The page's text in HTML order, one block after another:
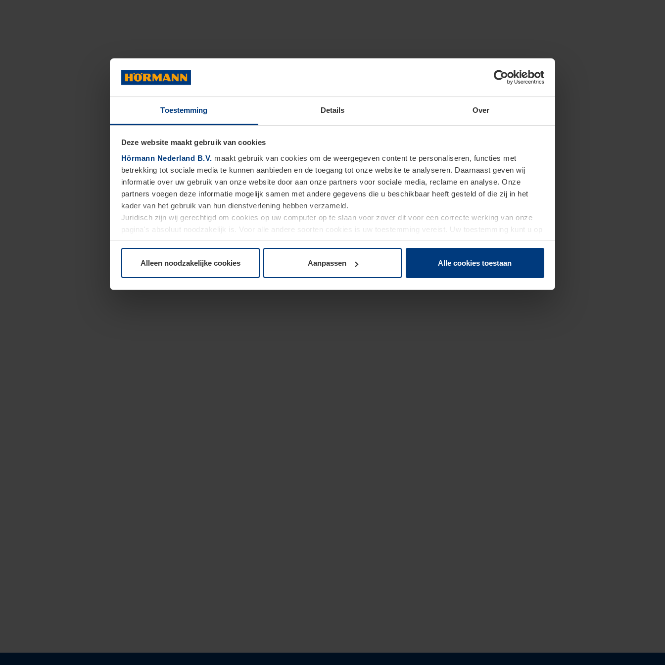
Toestemming Details Over
Deze website maakt gebruik van cookies
Hörmann Nederland B.V. maakt gebruik van cookies om de weergegeven content te personaliseren, functies met
betrekking tot sociale media te kunnen aanbieden en de toegang tot onze website te analyseren. Daarnaast geven wij
informatie over uw gebruik van onze website door aan onze partners voor sociale media, reclame en analyse. Onze
partners voegen deze informatie mogelijk samen met andere gegevens die u beschikbaar heeft gesteld of die zij in het
kader van het gebruik van hun dienstverlening hebben verzameld.
Juridisch zijn wij gerechtigd om cookies op uw computer op te slaan voor zover dit voor een correcte werking van onze
pagina's absoluut noodzakelijk is. Voor alle andere soorten cookies is uw toestemming vereist. Uw toestemming kunt u op
elk moment bij de uitleg van de cookies op paginaprivacyverklaringop onze website wijzigen of herroepen.
Alleen noodzakelijke cookies Aanpassen Alle cookies toestaan